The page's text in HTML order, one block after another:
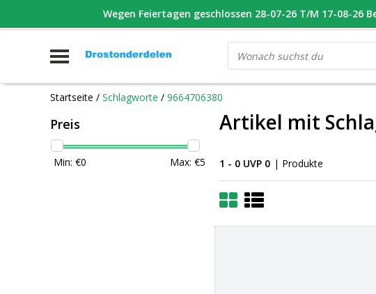
WHATSAPP FOTO VAN ONDERDEEL WAT U ZOEK VOOR 16.00
Startseite / Schlagworte / 9664706380
Preis
Min: €0 Max: €5
Artikel mit
1 - 0 UVP 0 | Produkte
Wegen Feiertagen geschlossen 28-07-26 T/M 17-08-26